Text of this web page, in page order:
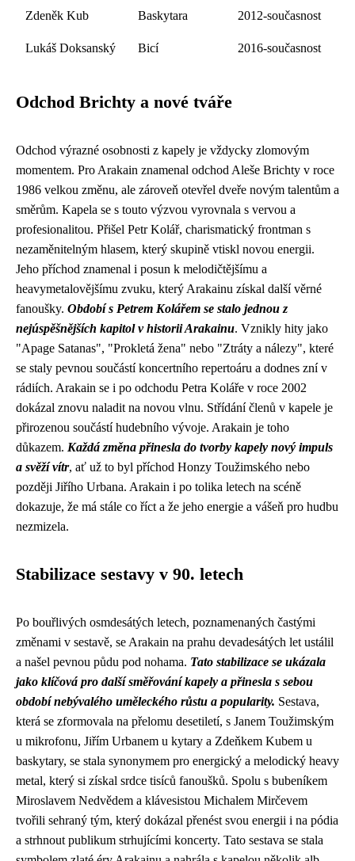
Zdeněk Kub Baskytara 2012-současnost
Lukáš Doksanský Bicí 2016-současnost
Odchod Brichty a nové tváře
Odchod výrazné osobnosti z kapely je vždycky zlomovým
momentem. Pro Arakain znamenal odchod Aleše Brichty v roce
1986 velkou změnu, ale zároveň otevřel dveře novým talentům a
směrům. Kapela se s touto výzvou vyrovnala s vervou a
profesionalitou. Přišel Petr Kolář, charismatický frontman s
nezaměnitelným hlasem, který skupině vtiskl novou energii.
Jeho příchod znamenal i posun k melodičtějšímu a
heavymetalovějšímu zvuku, který Arakainu získal další věrné
fanoušky. Období s Petrem Kolářem se stalo jednou z
nejúspěšnějších kapitol v historii Arakainu. Vznikly hity jako
"Apage Satanas", "Prokletá žena" nebo "Ztráty a nálezy", které
se staly pevnou součástí koncertního repertoáru a dodnes zní v
rádiích. Arakain se i po odchodu Petra Koláře v roce 2002
dokázal znovu naladit na novou vlnu. Střídání členů v kapele je
přirozenou součástí hudebního vývoje. Arakain je toho
důkazem. Každá změna přinesla do tvorby kapely nový impuls
a svěží vítr, ať už to byl příchod Honzy Toužimského nebo
později Jiřího Urbana. Arakain i po tolika letech na scéně
dokazuje, že má stále co říct a že jeho energie a vášeň pro hudbu
nezmizela.
Stabilizace sestavy v 90. letech
Po bouřlivých osmdesátých letech, poznamenaných častými
změnami v sestavě, se Arakain na prahu devadesátých let ustálil
a našel pevnou půdu pod nohama. Tato stabilizace se ukázala
jako klíčová pro další směřování kapely a přinesla s sebou
období nebývalého uměleckého růstu a popularity. Sestava,
která se zformovala na přelomu desetiletí, s Janem Toužimským
u mikrofonu, Jiřím Urbanem u kytary a Zdeňkem Kubem u
baskytary, se stala synonymem pro energický a melodický heavy
metal, který si získal srdce tisíců fanoušků. Spolu s bubeníkem
Miroslavem Nedvědem a klávesistou Michalem Mirčevem
tvořili sehraný tým, který dokázal přenést svou energii i na pódia
a strhnout publikum strhujícími koncerty. Tato sestava se stala